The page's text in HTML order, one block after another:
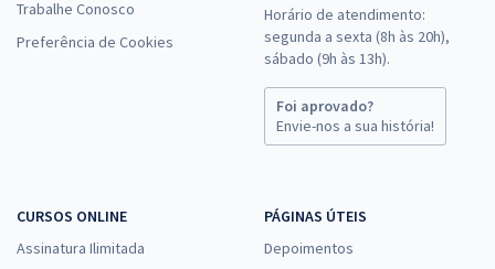
Trabalhe Conosco
Preferência de Cookies
Horário de atendimento:
segunda a sexta (8h às 20h),
sábado (9h às 13h).
Foi aprovado?
Envie-nos a sua história!
CURSOS ONLINE
Assinatura Ilimitada
PÁGINAS ÚTEIS
Depoimentos